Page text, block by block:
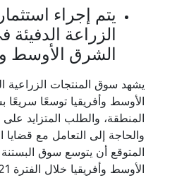
يتم إجراء
الزراعة
الشرق الأوسط
يشهد سوق المنتجات الزراعية
الأوسط وأفريقيا توسعًا
المنطقة، والطلب المتزايد
والحاجة إلى التعامل مع قضايا
المتوقع أن يتوسع سوق